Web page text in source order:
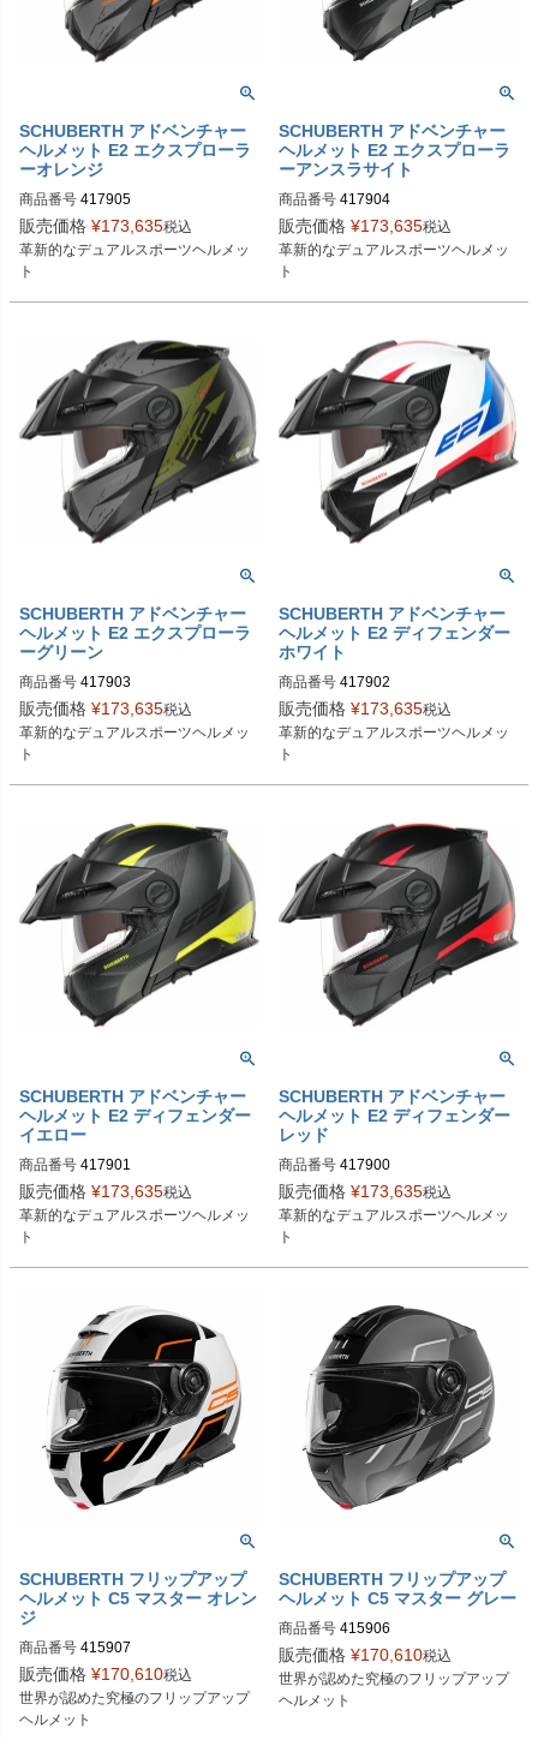
SCHUBERTH アドベンチャー
ヘルメット E2 エクスプローラ
ーオレンジ
商品番号 417905
販売価格 ¥173,635税込
革新的なデュアルスポーツヘルメッ
ト
SCHUBERTH アドベンチャー
ヘルメット E2 エクスプローラ
ーアンスラサイト
商品番号 417904
販売価格 ¥173,635税込
革新的なデュアルスポーツヘルメッ
ト
SCHUBERTH アドベンチャー
ヘルメット E2 エクスプローラ
ーグリーン
商品番号 417903
販売価格 ¥173,635税込
革新的なデュアルスポーツヘルメッ
ト
SCHUBERTH アドベンチャー
ヘルメット E2 ディフェンダー
ホワイト
商品番号 417902
販売価格 ¥173,635税込
革新的なデュアルスポーツヘルメッ
ト
SCHUBERTH アドベンチャー
ヘルメット E2 ディフェンダー
イエロー
商品番号 417901
販売価格 ¥173,635税込
革新的なデュアルスポーツヘルメッ
ト
SCHUBERTH アドベンチャー
ヘルメット E2 ディフェンダー
レッド
商品番号 417900
販売価格 ¥173,635税込
革新的なデュアルスポーツヘルメッ
ト
SCHUBERTH フリップアップ
ヘルメット C5 マスター オレン
ジ
商品番号 415907
販売価格 ¥170,610税込
世界が認めた究極のフリップアップ
ヘルメット
SCHUBERTH フリップアップ
ヘルメット C5 マスター グレー
商品番号 415906
販売価格 ¥170,610税込
世界が認めた究極のフリップアップ
ヘルメット